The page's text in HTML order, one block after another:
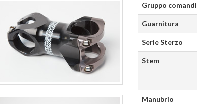
Gruppo comandi
Guarnitura
Serie Sterzo
Stem
Manubrio